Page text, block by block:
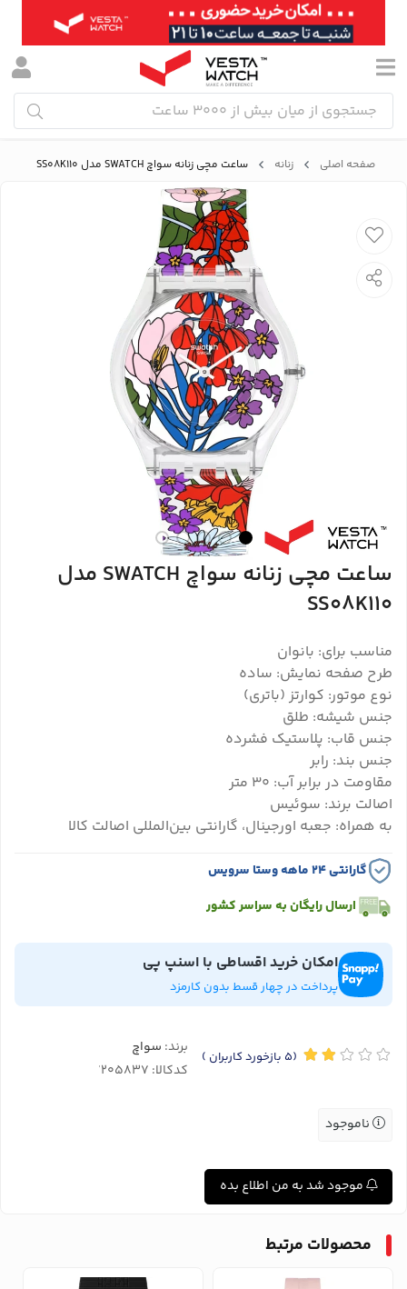
صفحه اصلی زنانه ساعت مچی زنانه سواچ SWATCH مدل SS08K110
ساعت مچی زنانه سواچ SWATCH مدل
SS08K110
مناسب برای: بانوان
طرح صفحه نمایش: ساده
نوع موتور: کوارتز (باتری)
جنس شیشه: طلق
جنس قاب: پلاستیک فشرده
جنس بند: رابر
مقاومت در برابر آب: 30 متر
اصالت برند: سوئیس
به همراه: جعبه اورجینال، گارانتی بین‌المللی اصالت کالا
گارانتی ۲۴ ماهه وستا سرویس
ارسال رایگان به سراسر کشور
امکان خرید اقساطی با اسنپ پی
پرداخت در چهار قسط بدون کارمزد
(5 بازخورد کاربران ) برند: سواچ
کدکالا:
ناموجود
موجود شد به من اطلاع بده
محصولات مرتبط